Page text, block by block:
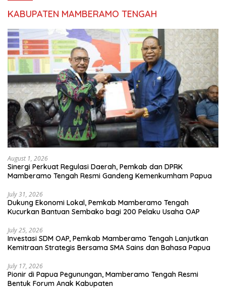
KABUPATEN MAMBERAMO TENGAH
August 1, 2026
Sinergi Perkuat Regulasi Daerah, Pemkab dan DPRK
Mamberamo Tengah Resmi Gandeng Kemenkumham Papua
July 31, 2026
Dukung Ekonomi Lokal, Pemkab Mamberamo Tengah
Kucurkan Bantuan Sembako bagi 200 Pelaku Usaha OAP
July 25, 2026
Investasi SDM OAP, Pemkab Mamberamo Tengah Lanjutkan
Kemitraan Strategis Bersama SMA Sains dan Bahasa Papua
July 17, 2026
Pionir di Papua Pegunungan, Mamberamo Tengah Resmi
Bentuk Forum Anak Kabupaten